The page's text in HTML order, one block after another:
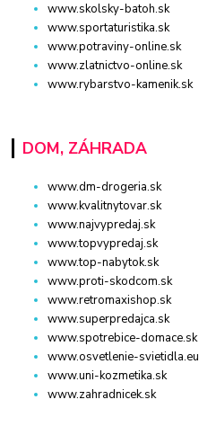
www.skolsky-batoh.sk
www.sportaturistika.sk
www.potraviny-online.sk
www.zlatnictvo-online.sk
www.rybarstvo-kamenik.sk
DOM, ZÁHRADA
www.dm-drogeria.sk
www.kvalitnytovar.sk
www.najvypredaj.sk
www.topvypredaj.sk
www.top-nabytok.sk
www.proti-skodcom.sk
www.retromaxishop.sk
www.superpredajca.sk
www.spotrebice-domace.sk
www.osvetlenie-svietidla.eu
www.uni-kozmetika.sk
www.zahradnicek.sk